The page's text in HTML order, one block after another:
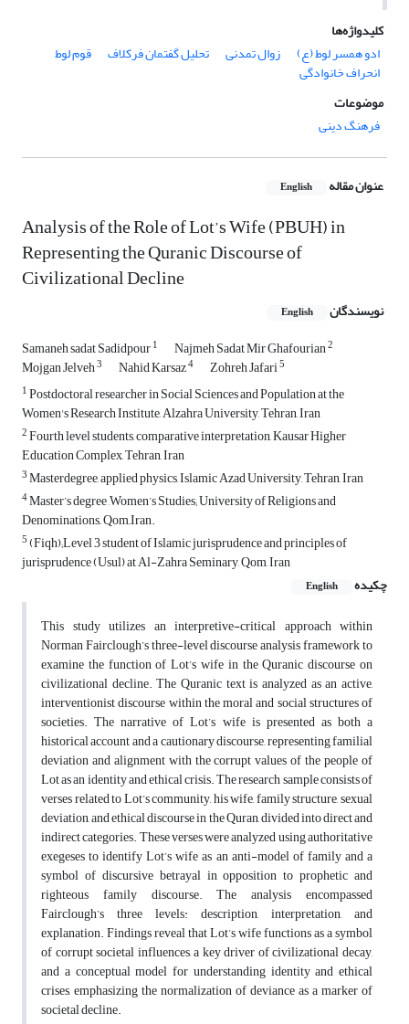
کلیدواژه‌ها
ادو همسر لوط (ع)
زوال تمدنی تحلیل گفتمان فرکلاف قوم لوط
انحراف خانوادگی
موضوعات
فرهنگ دینی
عنوان مقاله English
Analysis of the Role of Lot’s Wife (PBUH) in
Representing the Quranic Discourse of
Civilizational Decline
نویسندگان English
Samaneh sadat Sadidpour1 Najmeh Sadat Mir Ghafourian2
Mojgan Jelveh3 Nahid Karsaz4 Zohreh Jafari5
1Postdoctoral researcher in Social Sciences and Population at the
Women's Research Institute, Alzahra University, Tehran, Iran
2Fourth level students, comparative interpretation, Kausar Higher
Education Complex, Tehran, Iran
3Masterdegree, applied physics, Islamic Azad University, Tehran, Iran
4Master’s degree ,Women’s Studies; University of Religions and
Denominations,, Qom,,Iran.
5(Fiqh);Level 3 student of Islamic jurisprudence and principles of
jurisprudence (Usul) at Al-Zahra Seminary, Qom, Iran
چکیده
English
This study utilizes an interpretive-critical approach within
Norman Fairclough’s three-level discourse analysis framework to
examine the function of Lot’s wife in the Quranic discourse on
civilizational decline. The Quranic text is analyzed as an active,
interventionist discourse within the moral and social structures of
societies. The narrative of Lot’s wife is presented as both a
historical account and a cautionary discourse, representing familial
deviation and alignment with the corrupt values of the people of
Lot as an identity and ethical crisis. The research sample consists of
verses related to Lot’s community, his wife, family structure, sexual
deviation, and ethical discourse in the Quran, divided into direct and
indirect categories. These verses were analyzed using authoritative
exegeses to identify Lot’s wife as an anti-model of family and a
symbol of discursive betrayal in opposition to prophetic and
righteous family discourse. The analysis encompassed
Fairclough’s three levels: description, interpretation, and
explanation. Findings reveal that Lot’s wife functions as a symbol
of corrupt societal influences, a key driver of civilizational decay,
and a conceptual model for understanding identity and ethical
crises, emphasizing the normalization of deviance as a marker of
societal decline.